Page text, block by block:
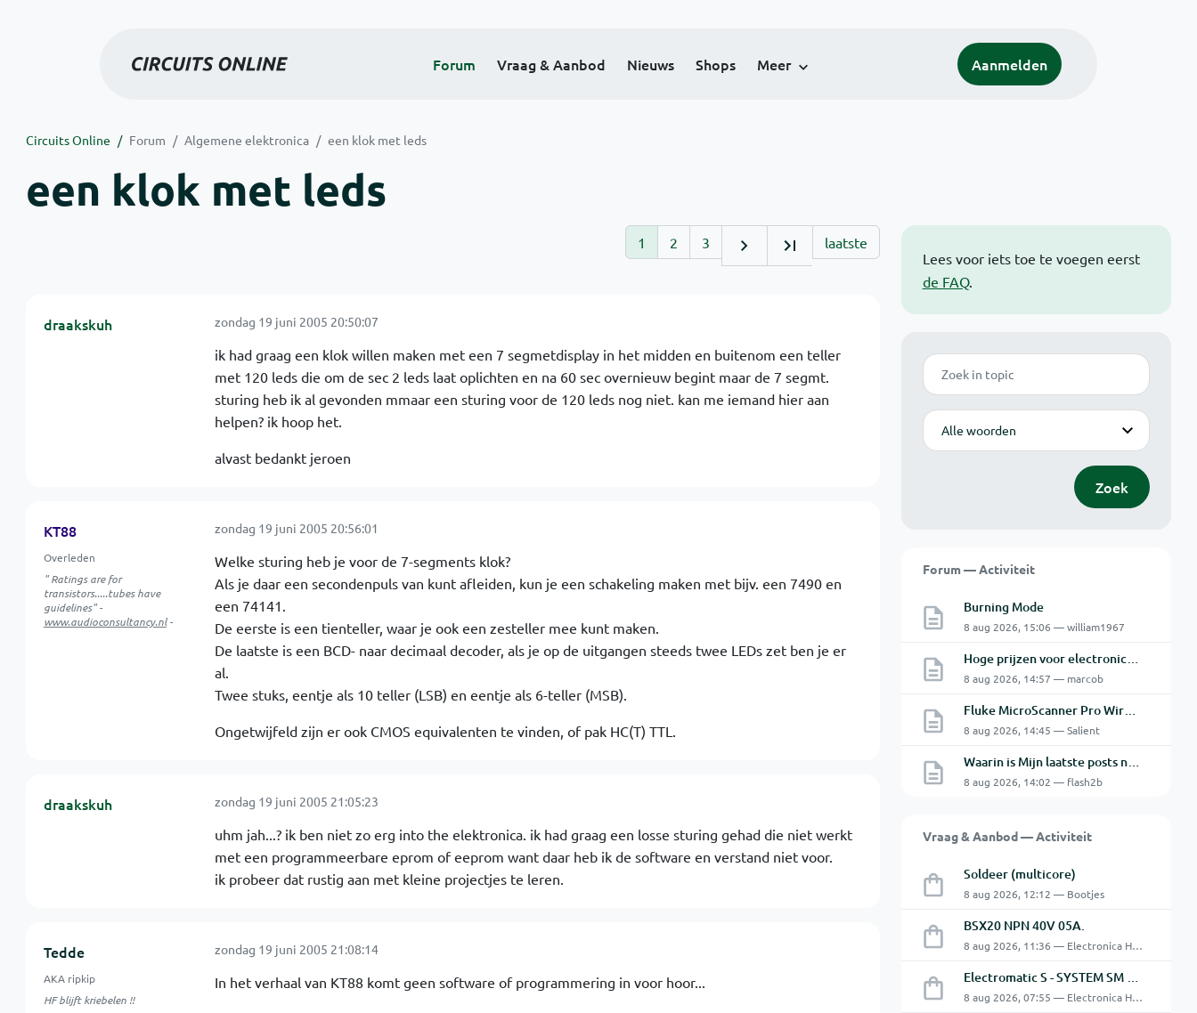
Forum Vraag & Aanbod Nieuws Shops Meer Aanmelden
Circuits Online Forum Algemene elektronica een klok met leds
een klok met leds
Lees voor iets toe te voegen eerst
de FAQ.
Zoek
Modus
Zoek
Forum — Activiteit
Burning Mode
8 aug 2026, 15:06 — william1967
Hoge prijzen voor electronica hobbyisten
8 aug 2026, 14:57 — marcob
Fluke MicroScanner Pro Wiremap adapter
8 aug 2026, 14:45 — Salient
Waarin is Mijn laatste posts niet Mijn laatste posts ?
8 aug 2026, 14:02 — flash2b
Vraag & Aanbod — Activiteit
Soldeer (multicore)
8 aug 2026, 12:12 — Bootjes
BSX20 NPN 40V 05A.
8 aug 2026, 11:36 — Electronica Hobbyist
Electromatic S - SYSTEM SM 125 220
8 aug 2026, 07:55 — Electronica Hobbyist
1 2 3 laatste
draakskuh zondag 19 juni 2005 20:50:07
ik had graag een klok willen maken met een 7 segmetdisplay in het midden en buitenom een teller
met 120 leds die om de sec 2 leds laat oplichten en na 60 sec overnieuw begint maar de 7 segmt.
sturing heb ik al gevonden mmaar een sturing voor de 120 leds nog niet. kan me iemand hier aan
helpen? ik hoop het.
alvast bedankt jeroen
KT88
Overleden
" Ratings are for
transistors.....tubes have
guidelines" -
www.audioconsultancy.nl-
zondag 19 juni 2005 20:56:01
Welke sturing heb je voor de 7-segments klok?
Als je daar een secondenpuls van kunt afleiden, kun je een schakeling maken met bijv. een 7490 en
een 74141.
De eerste is een tienteller, waar je ook een zesteller mee kunt maken.
De laatste is een BCD- naar decimaal decoder, als je op de uitgangen steeds twee LEDs zet ben je er
al.
Twee stuks, eentje als 10 teller (LSB) en eentje als 6-teller (MSB).
Ongetwijfeld zijn er ook CMOS equivalenten te vinden, of pak HC(T) TTL.
draakskuh zondag 19 juni 2005 21:05:23
uhm jah...? ik ben niet zo erg into the elektronica. ik had graag een losse sturing gehad die niet werkt
met een programmeerbare eprom of eeprom want daar heb ik de software en verstand niet voor.
ik probeer dat rustig aan met kleine projectjes te leren.
Tedde
AKA ripkip
HF blijft kriebelen !!
zondag 19 juni 2005 21:08:14
In het verhaal van KT88 komt geen software of programmering in voor hoor...